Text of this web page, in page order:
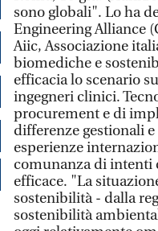
sono globali". Lo ha
Engineering Alliance
Aiic, Associazione
biomediche e
efficacia lo scenario
ingegneri clinici.
procurement e di
differenze gestionali
esperienze
comunanza di intenti
efficace. "La
sostenibilità - dalla
sostenibilità